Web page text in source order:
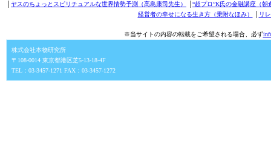
ヤスのちょっとスピリチュアルな世界情勢予測（高島康司先生）
“超プロ”K氏の金融講座（朝
経営者の幸せになる生き方（乗附なほみ）
リ
※当サイトの内容の転載をご希望される場合、必ず
株式会社本物研究所
〒108-0014 東京都港区芝5-13-18-4F
TEL：03-3457-1271 FAX：03-3457-1272